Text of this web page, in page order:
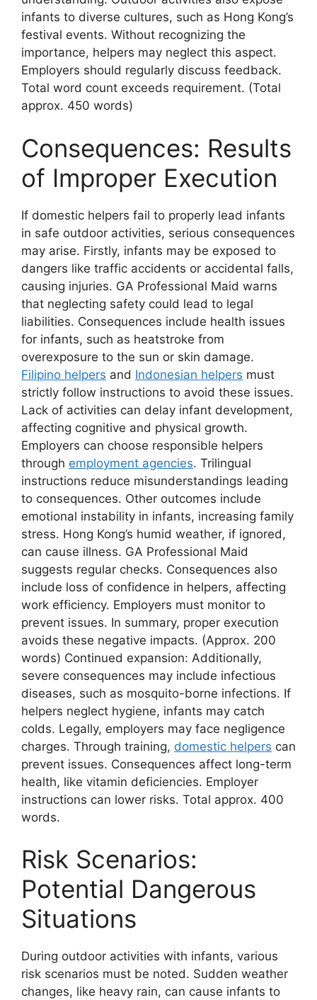
infants to diverse cultures, such as Hong Kong’s
festival events. Without recognizing the
importance, helpers may neglect this aspect.
Employers should regularly discuss feedback.
Total word count exceeds requirement. (Total
approx. 450 words)
Consequences: Results
of Improper Execution
If domestic helpers fail to properly lead infants
in safe outdoor activities, serious consequences
may arise. Firstly, infants may be exposed to
dangers like traffic accidents or accidental falls,
causing injuries. GA Professional Maid warns
that neglecting safety could lead to legal
liabilities. Consequences include health issues
for infants, such as heatstroke from
overexposure to the sun or skin damage.
Filipino helpers and Indonesian helpers must
strictly follow instructions to avoid these issues.
Lack of activities can delay infant development,
affecting cognitive and physical growth.
Employers can choose responsible helpers
through employment agencies. Trilingual
instructions reduce misunderstandings leading
to consequences. Other outcomes include
emotional instability in infants, increasing family
stress. Hong Kong’s humid weather, if ignored,
can cause illness. GA Professional Maid
suggests regular checks. Consequences also
include loss of confidence in helpers, affecting
work efficiency. Employers must monitor to
prevent issues. In summary, proper execution
avoids these negative impacts. (Approx. 200
words) Continued expansion: Additionally,
severe consequences may include infectious
diseases, such as mosquito-borne infections. If
helpers neglect hygiene, infants may catch
colds. Legally, employers may face negligence
charges. Through training, domestic helpers can
prevent issues. Consequences affect long-term
health, like vitamin deficiencies. Employer
instructions can lower risks. Total approx. 400
words.
Risk Scenarios:
Potential Dangerous
Situations
During outdoor activities with infants, various
risk scenarios must be noted. Sudden weather
changes, like heavy rain, can cause infants to